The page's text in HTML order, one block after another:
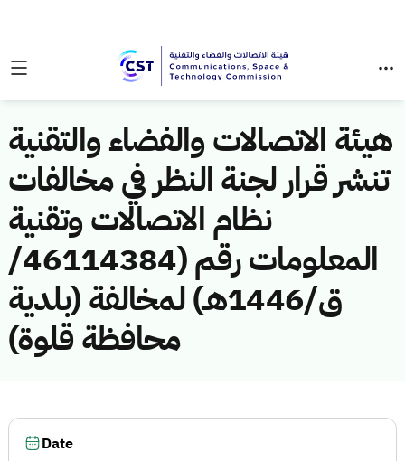
هيئة الاتصالات والفضاء والتقنية
تنشر قرار لجنة النظر في مخالفات
نظام الاتصالات وتقنية
المعلومات رقم (46114384/
ق/1446هـ) لمخالفة (بلدية
محافظة قلوة)
Date